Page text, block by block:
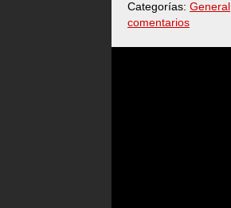
Categorías: General
comentarios